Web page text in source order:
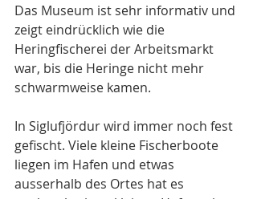
Das Museum ist sehr informativ und
zeigt eindrücklich wie die
Heringfischerei der Arbeitsmarkt
war, bis die Heringe nicht mehr
schwarmweise kamen.
In Siglufjördur wird immer noch fest
gefischt. Viele kleine Fischerboote
liegen im Hafen und etwas
ausserhalb des Ortes hat es